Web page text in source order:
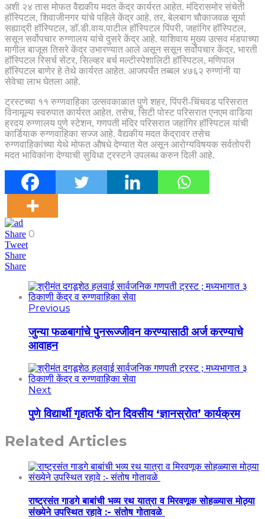
अशी २४ तास मोफत वैद्यकीय मदत केंद्र कार्यरत आहेत. मंदिरासमोर संचेती
हॉस्पिटल, शिवाजीनगर यांचे पहिले केंद्र आहे. तर, बेलबाग चौकाजवळ सूर्या
सह्याद्री हॉस्पिटल, डॉ.डी.वाय.पाटील हॉस्पिटल पिंपरी, जहांगिर हॉस्पिटल,
ससून सर्वोपचार रुग्णालय यांचे दुसरे केंद्र आहे. याशिवाय मुख्य उत्सव मंडपाच्या
मागील बाजूस तिसरे केंद्र उभारण्यात आले असून ससून सर्वोपचार केंद्र, भारती
हॉस्पिटल रिसर्च सेंटर, सिल्व्हर बर्च मल्टीस्पेशालिटी हॉस्पिटल, मणिपाल
हॉस्पिटल बाणेर हे तेथे कार्यरत आहेत. आजपर्यंत तब्बल ४७६२ रुग्णांनी या
सेवेचा लाभ घेतला आहे.
ट्रस्टच्या ११ रुग्णवाहिका उत्सवकाळात पुणे शहर, पिंपरी-चिंचवड परिसरात
विनामूल्य स्वरुपात कार्यरत आहेत. तसेच, सिटी पोस्ट परिसरात एनएम वाडिया
ह्रदय रुग्णालय पुणे स्टेशन, गणपती मंदिर परिसरात जहांगिर हॉस्पिटल यांची
कार्डियाक रुग्णवाहिका सज्ज आहे. वैद्यकीय मदत केंद्रावर तसेच
रुग्णवाहिकांच्या येथे मोफत औषधे देण्यात येत असून आरोग्यविषयक सर्वतोपरी
मदत भाविकांना देण्याची सुविधा ट्रस्टने उपलब्ध करुन दिली आहे.
Share 0
Tweet
Share
Share
Previous
जुन्या फळबागांचे पुनरूज्जीवन करण्यासाठी अर्ज करण्याचे
आवाहन
Next
पुणे विद्यार्थी गृहातर्फे दोन दिवसीय ‘ज्ञानस्रोत’ कार्यक्रम
Related Articles
राष्ट्रसंत गाडगे बाबांची भव्य रथ यात्रा व मिरवणूक सोहळ्यास मोठ्या
संख्येने उपस्थित रहावे :- संतोष गोतावळे